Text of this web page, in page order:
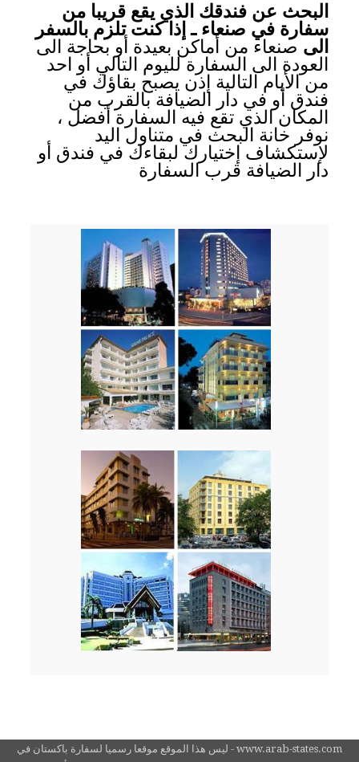
البحث عن فندقك الذي يقع قريبا من
سفارة في صنعاء ـ إذا كنت تلزم بالسفر
الى صنعاء من أماكن بعيدة أو بحاجة الى
العودة الى السفارة لليوم التالي أو احد
من الأيام التالية إذن يصبح بقاؤك في
فندق أو في دار الضيافة بالقرب من
المكان الذي تقع فيه السفارة أفضل ،
نوفر خانة البحث في متناول اليد
لإستكشاف إختيارك لبقاءك في فندق أو
دار الضيافة قرب السفارة
www.arab-states.com - ليس هذا الموقع موقعا رسميا لسفارة باكستان في